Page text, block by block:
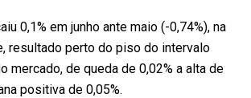
0,1% em junho ante maio (-0,74%), na
resultado perto do piso do intervalo
mercado, de queda de 0,02% a alta de
positiva de 0,05%.